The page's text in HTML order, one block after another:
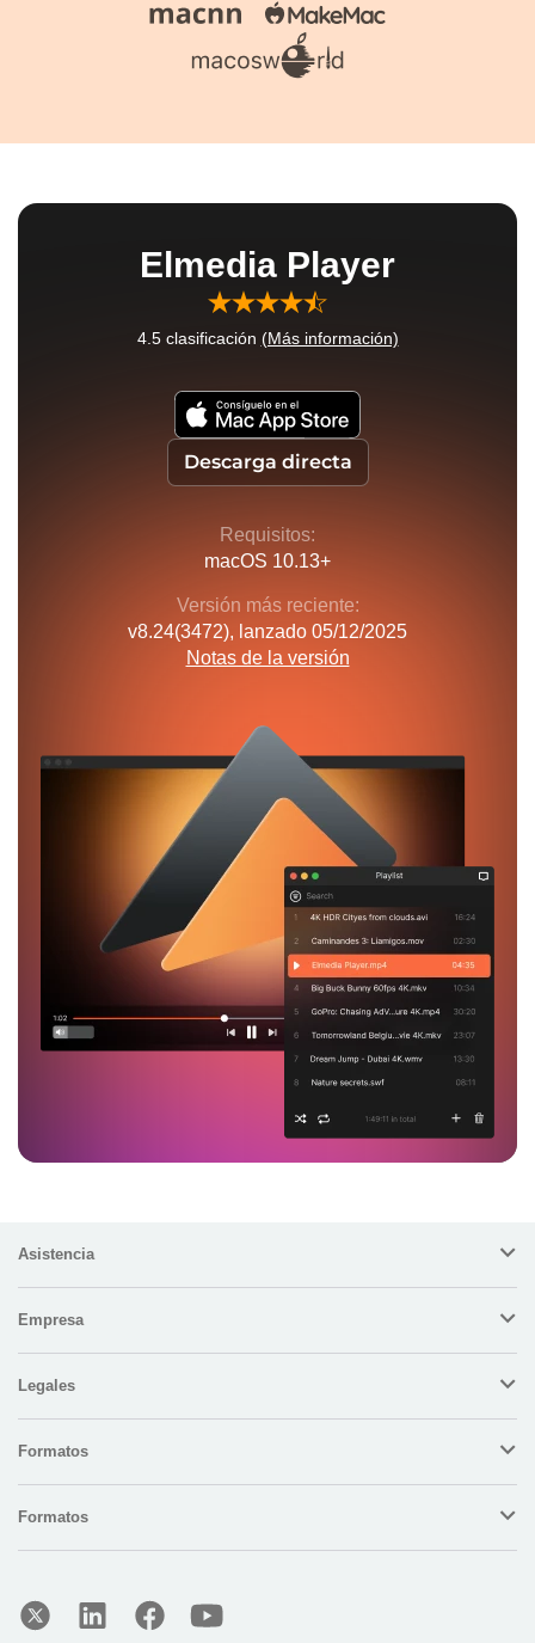
Elmedia Player
4.5clasificación (Más información)
Descarga directa
Requisitos:
macOS 10.13+
Versión más reciente:
v8.24(3472), lanzado 05/12/2025
Notas de la versión
Asistencia
Empresa
Legales
Formatos
Formatos